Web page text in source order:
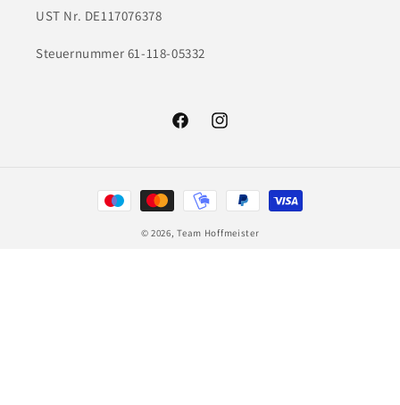
UST Nr. DE117076378
Steuernummer 61-118-05332
FacebookInstagram
Zahlungsmethoden
© 2026,Team Hoffmeister